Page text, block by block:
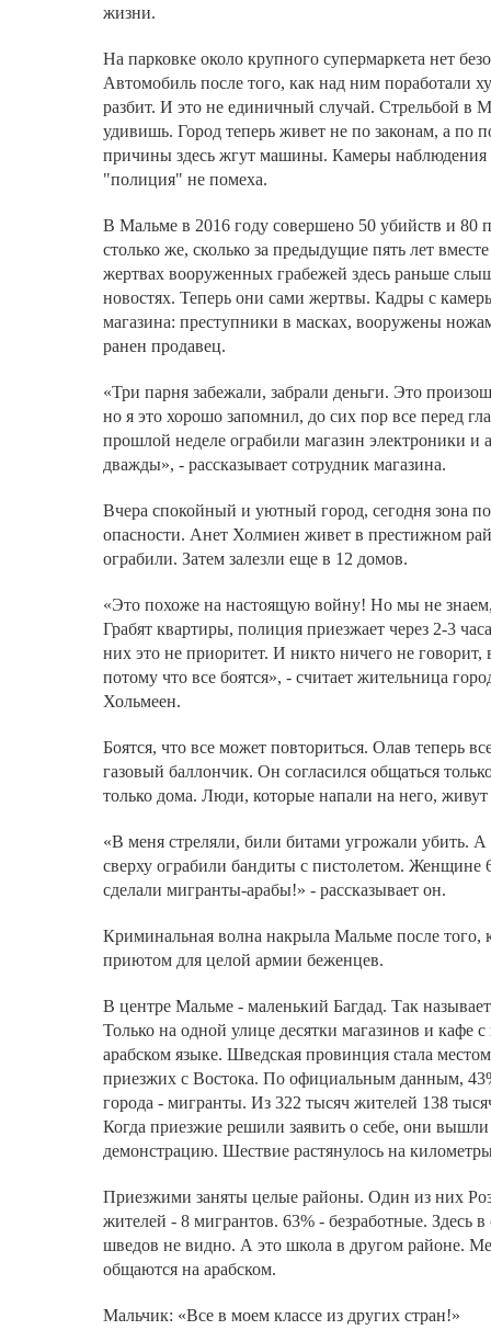
жизни.
На парковке около крупного супермаркета нет
Автомобиль после того, как над ним поработали
разбит. И это не единичный случай. Стрельбой в
удивишь. Город теперь живет не по законам, а по
причины здесь жгут машины. Камеры наблюдения
"полиция" не помеха.
В Мальме в 2016 году совершено 50 убийств и 80
столько же, сколько за предыдущие пять лет
жертвах вооруженных грабежей здесь раньше
новостях. Теперь они сами жертвы. Кадры с
магазина: преступники в масках, вооружены
ранен продавец.
«Три парня забежали, забрали деньги. Это
но я это хорошо запомнил, до сих пор все перед
прошлой неделе ограбили магазин электроники и
дважды», - рассказывает сотрудник магазина.
Вчера спокойный и уютный город, сегодня зона
опасности. Анет Холмиен живет в престижном
ограбили. Затем залезли еще в 12 домов.
«Это похоже на настоящую войну! Но мы не знаем,
Грабят квартиры, полиция приезжает через 2-3
них это не приоритет. И никто ничего не говорит,
потому что все боятся», - считает жительница
Хольмеен.
Боятся, что все может повториться. Олав теперь
газовый баллончик. Он согласился общаться
только дома. Люди, которые напали на него,
«В меня стреляли, били битами угрожали убить.
сверху ограбили бандиты с пистолетом. Женщине
сделали мигранты-арабы!» - рассказывает он.
Криминальная волна накрыла Мальме после того,
приютом для целой армии беженцев.
В центре Мальме - маленький Багдад. Так
Только на одной улице десятки магазинов и кафе
арабском языке. Шведская провинция стала
приезжих с Востока. По официальным данным,
города - мигранты. Из 322 тысяч жителей 138
Когда приезжие решили заявить о себе, они
демонстрацию. Шествие растянулось на
Приезжими заняты целые районы. Один из них
жителей - 8 мигрантов. 63% - безработные. Здесь в
шведов не видно. А это школа в другом районе.
общаются на арабском.
Мальчик: «Все в моем классе из других стран!»